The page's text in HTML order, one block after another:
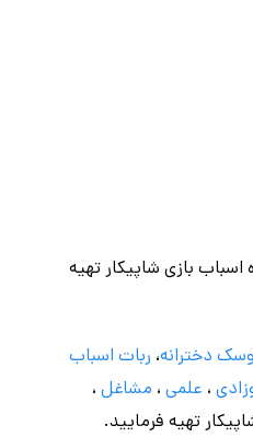
اسباب بازی شاپیکار تهیه
دخترانه، ربات اسباب
، علمی ، مشاغل ،
تهیه فرمایید.